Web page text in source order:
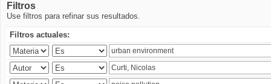
Filtros
Use filtros para refinar sus resultados.
Filtros actuales: